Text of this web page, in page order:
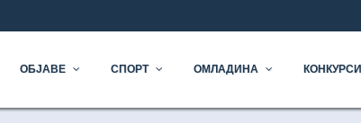
ОБЈАВЕ СПОРТ ОМЛАДИНА КОНКУРСИ